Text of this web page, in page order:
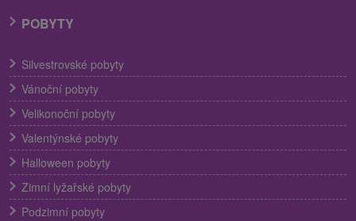
POBYTY
Silvestrovské pobyty
Vánoční pobyty
Velikonoční pobyty
Valentýnské pobyty
Halloween pobyty
Zimní lyžařské pobyty
Podzimní pobyty